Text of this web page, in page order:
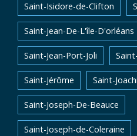
Saint-Isidore-de-Clifton
Saint-Jean-De-L'île-D'orléans
Saint-Jean-Port-Joli
Saint-Jérôme Saint-
Saint-Joseph-De-Beauce
Saint-Joseph-de-Coleraine